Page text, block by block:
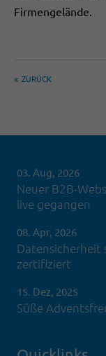
Firmengelände.
ZURÜCK
03. Aug, 2026
Neuer B2B-
live gegangen
08. Apr, 2026
Datensicherheit
zertifiziert
15. Dez, 2025
Süße